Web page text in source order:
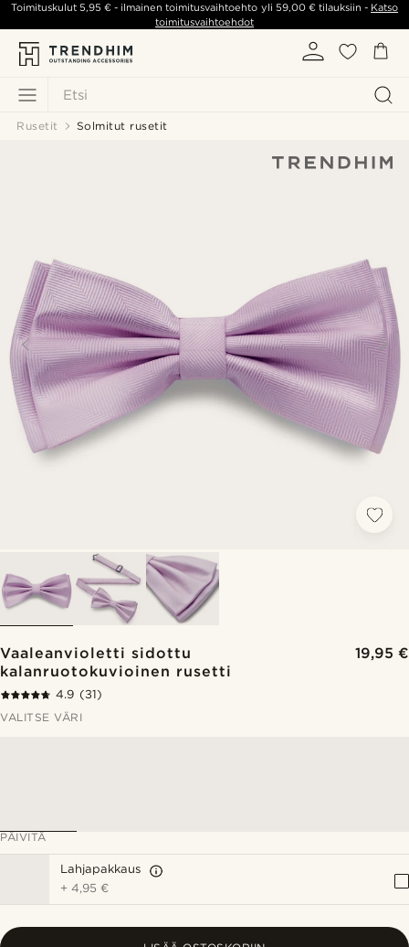
Etsi
Toimituskulut5,95 € - ilmainen toimitusvaihtoehto yli 59,00 €tilauksiin - Katso
toimitusvaihtoehdot
Rusetit Solmitut rusetit
Vaaleanvioletti sidottu
kalanruotokuvioinen rusetti
19,95 €
4.9 (31)
VALITSE VÄRI
PÄIVITÄ
Lahjapakkaus
+4,95 €